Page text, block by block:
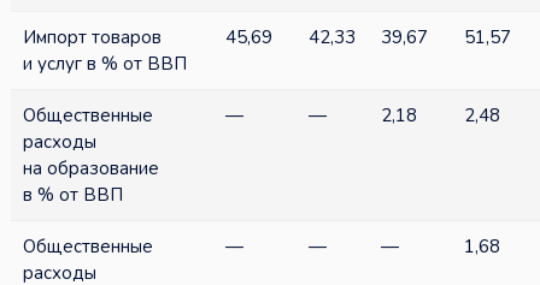
Импорт товаров
и услуг в % от ВВП
45,69 42,33 39,67 51,57
Общественные
расходы
на образование
в % от ВВП
— — 2,18 2,48
Общественные
расходы
— — — 1,68